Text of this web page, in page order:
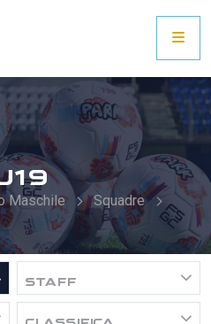
Maschile
Squadre
STAFF
CLASSIFICA